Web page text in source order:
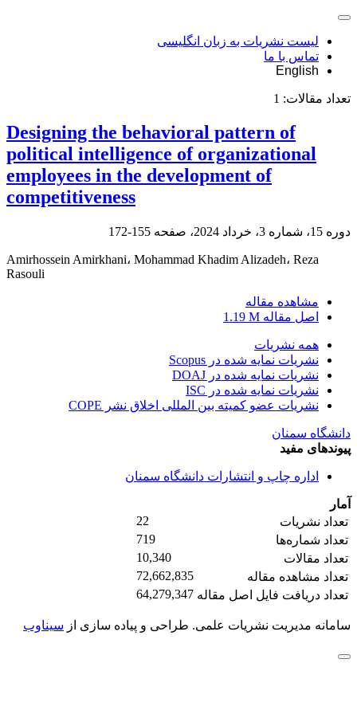
لیست نشریات به زبان انگلیسی
تماس با ما
English
تعداد مقالات: 1
Designing the behavioral pattern of
political intelligence of organizational
employees in the development of
competitiveness
دوره 15، شماره 3، خرداد 2024، صفحه 155-172
Amirhossein Amirkhani، Mohammad Khadim Alizadeh، Reza
Rasouli
مشاهده مقاله
اصل مقاله 1.19 M
همه نشریات
نشریات نمایه شده در Scopus
نشریات نمایه شده در DOAJ
نشریات نمایه شده در ISC
نشریات عضو کمیته بین المللی اخلاق نشر COPE
دانشگاه سمنان
پیوندهای مفید
اداره چاپ و انتشارات دانشگاه سمنان
آمار
تعداد نشریات
22
تعداد شماره‌ها
719
تعداد مقالات
10,340
تعداد مشاهده مقاله
72,662,835
تعداد دریافت فایل اصل مقاله 64,279,347
سامانه مدیریت نشریات علمی. طراحی و پیاده سازی از سیناوب